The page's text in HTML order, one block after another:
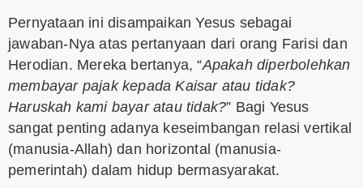
Pernyataan ini disampaikan Yesus sebagai
jawaban-Nya atas pertanyaan dari orang Farisi dan
Herodian. Mereka bertanya, “Apakah diperbolehkan
membayar pajak kepada Kaisar atau tidak?
Haruskah kami bayar atau tidak?” Bagi Yesus
sangat penting adanya keseimbangan relasi vertikal
(manusia-Allah) dan horizontal (manusia-
pemerintah) dalam hidup bermasyarakat.